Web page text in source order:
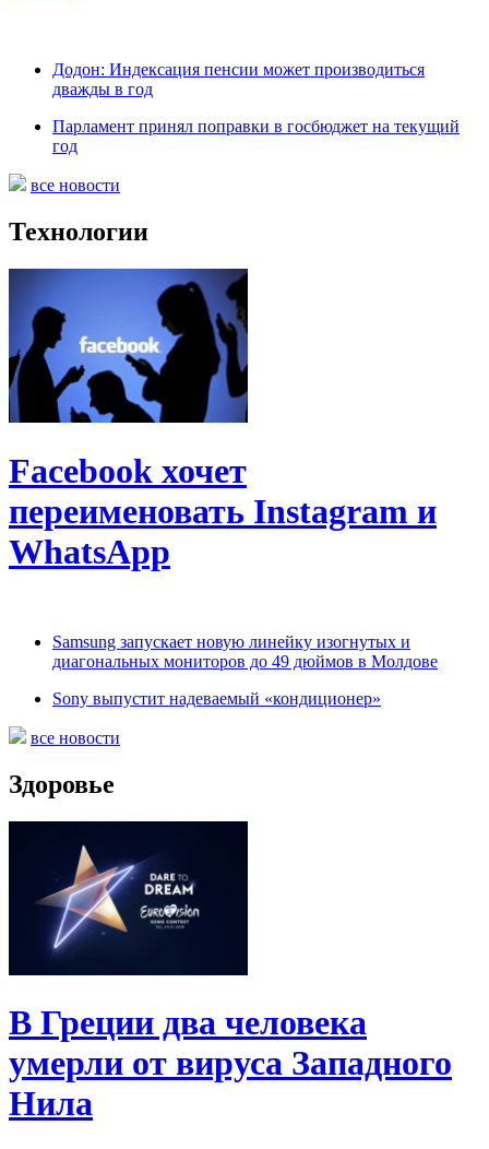
Додон: Индексация пенсии может производиться
дважды в год
Парламент принял поправки в госбюджет на текущий
год
все новости
Технологии
Facebook хочет
переименовать Instagram и
WhatsApp
Samsung запускает новую линейку изогнутых и
диагональных мониторов до 49 дюймов в Молдове
Sony выпустит надеваемый «кондиционер»
все новости
Здоровье
В Греции два человека
умерли от вируса Западного
Нила